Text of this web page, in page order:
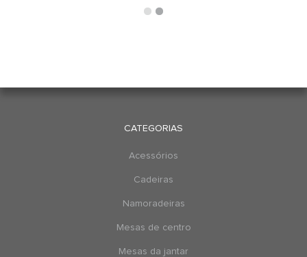
CATEGORIAS
Acessórios
Cadeiras
Namoradeiras
Mesas de centro
Mesas da jantar